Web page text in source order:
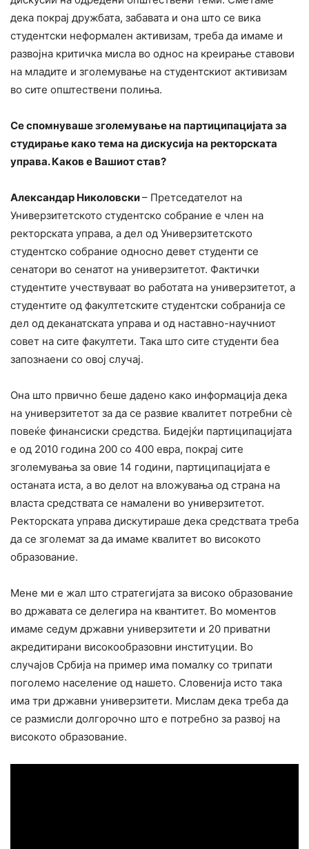
дека покрај дружбата, забавата и она што се вика
студентски неформален активизам, треба да имаме и
развојна критичка мисла во однос на креирање ставови
на младите и зголемување на студентскиот активизам
во сите општествени полиња.
Се спомнуваше зголемување на партиципацијата за
студирање како тема на дискусија на ректорската
управа. Каков е Вашиот став?
Александар Николовски– Претседателот на
Универзитетското студентско собрание е член на
ректорската управа, а дел од Универзитетското
студентско собрание односно девет студенти се
сенатори во сенатот на универзитетот. Фактички
студентите учествуваат во работата на универзитетот, а
студентите од факултетските студентски собранија се
дел од деканатската управа и од наставно-научниот
совет на сите факултети. Така што сите студенти беа
запознаени со овој случај.
Она што првично беше дадено како информација дека
на универзитетот за да се развие квалитет потребни сè
повеќе финансиски средства. Бидејќи партиципацијата
е од 2010 година 200 со 400 евра, покрај сите
зголемувања за овие 14 години, партиципацијата е
останата иста, а во делот на вложувања од страна на
власта средствата се намалени во универзитетот.
Ректорската управа дискутираше дека средствата треба
да се зголемат за да имаме квалитет во високото
образование.
Мене ми е жал што стратегијата за високо образование
во државата се делегира на квантитет. Во моментов
имаме седум државни универзитети и 20 приватни
акредитирани високообразовни институции. Во
случајов Србија на пример има помалку со трипати
поголемо население од нашето. Словенија исто така
има три државни универзитети. Мислам дека треба да
се размисли долгорочно што е потребно за развој на
високото образование.